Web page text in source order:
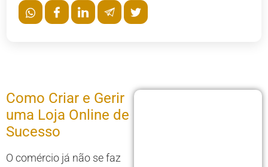
Como Criar e Gerir
uma Loja Online de
Sucesso
O comércio já não se faz